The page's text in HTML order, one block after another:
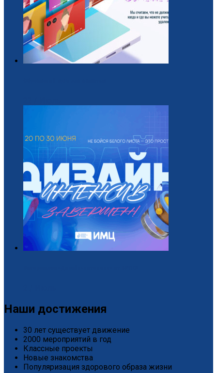
Наши достижения
30 лет существует движение
2000 мероприятий в год
Классные проекты
Новые знакомства
Популяризация здорового образа жизни